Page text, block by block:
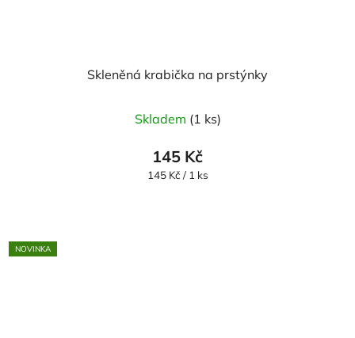
Skleněná krabička na prstýnky
Skladem (1 ks)
145 Kč
Měrná
145 Kč / 1 ks
NOVINKA